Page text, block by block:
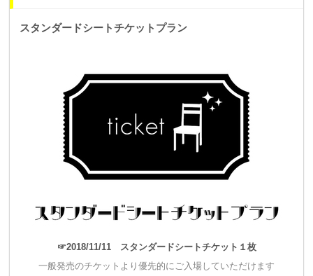
上に幸せなことはありません。
スタンダードシートチケットプラン
☞2018/11/11 スタンダードシートチケット１枚
一般発売のチケットより優先的にご入場していただけます